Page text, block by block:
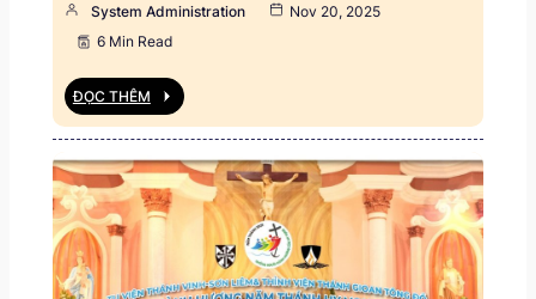
System Administration
Nov 20, 2025
6 Min Read
ĐỌC THÊM